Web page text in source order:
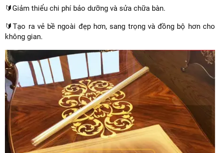
🔰Giảm thiểu chi phí bảo dưỡng và sửa chữa bàn.
🔰Tạo ra vẻ bề ngoài đẹp hơn, sang trọng và đồng bộ hơn cho
không gian.